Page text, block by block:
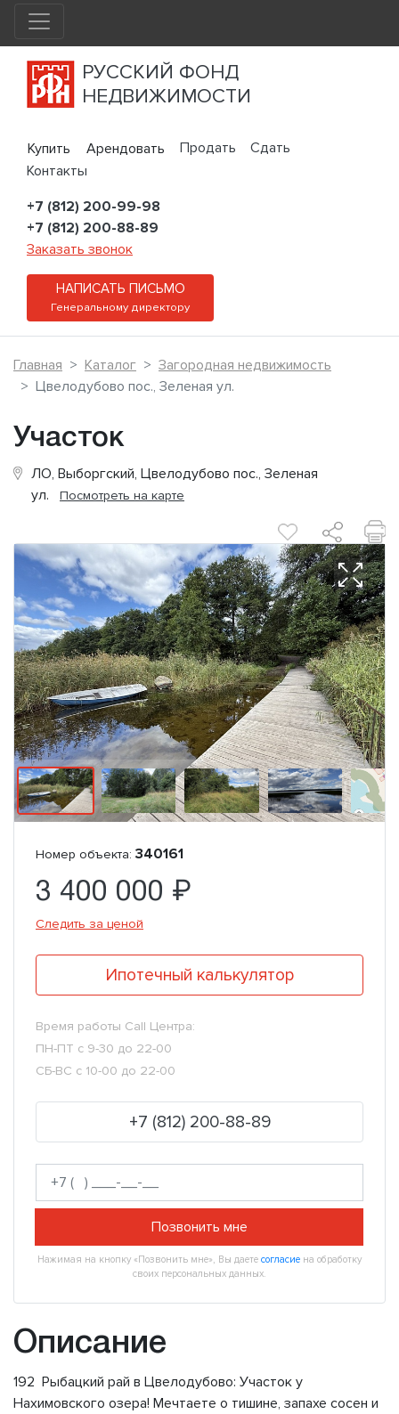
РУССКИЙ ФОНД
НЕДВИЖИМОСТИ
Купить Арендовать Продать
Сдать
Контакты
+7 (812) 200-99-98
+7 (812) 200-88-89
Заказать звонок
НАПИСАТЬ ПИСЬМО
Генеральному директору
Главная Каталог
Загородная недвижимость
Цвелодубово пос., Зеленая ул.
Участок
ЛО, Выборгский, Цвелодубово пос., Зеленая
ул. Посмотреть на карте
Номер объекта: 340161
3 400 000 ₽
Следить за ценой
Ипотечный калькулятор
Время работы Call Центра:
ПН-ПТ с 9-30 до 22-00
СБ-ВС с 10-00 до 22-00
+7 (812) 200-88-89
Позвонить мне
Нажимая на кнопку «Позвонить мне», Вы даете согласие на обработку
своих персональных данных.
Описание
192 Рыбацкий рай в Цвелодубово: Участок у
Нахимовского озера! Мечтаете о тишине, запахе сосен и